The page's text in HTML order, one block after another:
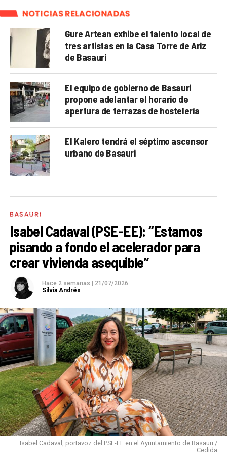
NOTICIAS RELACIONADAS
Gure Artean exhibe el talento local de
tres artistas en la Casa Torre de Ariz
de Basauri
El equipo de gobierno de Basauri
propone adelantar el horario de
apertura de terrazas de hostelería
El Kalero tendrá el séptimo ascensor
urbano de Basauri
BASAURI
Isabel Cadaval (PSE-EE): “Estamos
pisando a fondo el acelerador para
crear vivienda asequible”
Hace 2 semanas
21/07/2026
Silvia Andrés
Isabel Cadaval, portavoz del PSE-EE en el Ayuntamiento de Basauri /
Cedida